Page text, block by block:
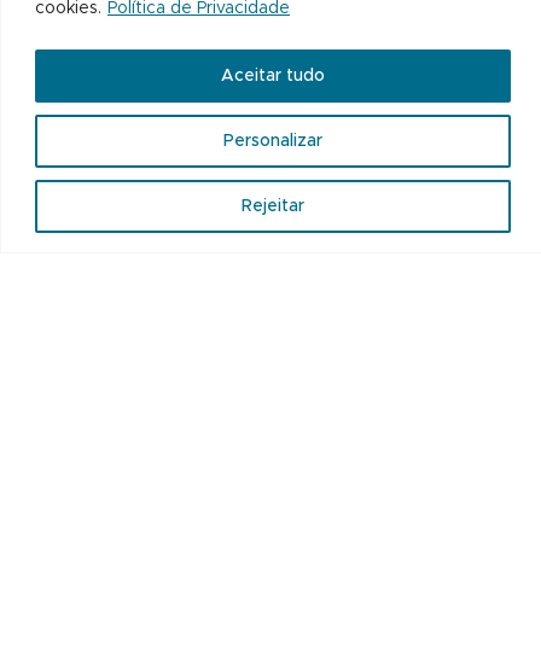
cookies. Política de Privacidade
Personalizar
Rejeitar
Aceitar tudo